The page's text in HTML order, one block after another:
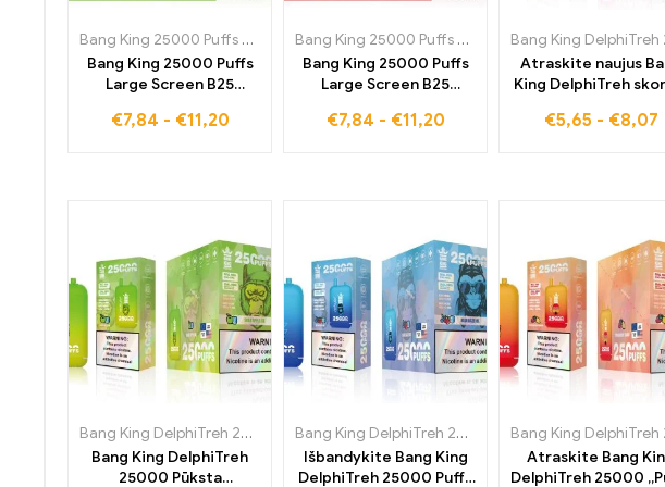
Bang King 25000 Puffs Large Screen B25 ,Vienkartinės elektroninės cigaretės
Bang King 25000 Puffs
Large Screen B25
cigaretė Braškių Kiwi
€7,84 - €11,20
Bang King 25000 Puffs Large Screen B25 ,
Bang King 25000 Puffs
Large Screen B25
elektroninės cigaretės
€7,84 - €11,20
Atraskite naujus
King DelphiTreh
elektroninė
€5,65 - €8,07
Bang King DelphiTreh 25000 Papūtimai ,Vienkartinės elektroninės cigaretės
Bang King DelphiTreh
25000 Pūksta
Bang King DelphiTreh 25000 Papūtimai ,Vienkartinės
Išbandykite Bang King
DelphiTreh 25000 Puffs
Atraskite Bang
DelphiTreh 25000